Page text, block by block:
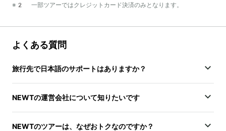
※2 一部ツアーではクレジットカード決済のみとなります。
よくある質問
旅行先で日本語のサポートはありますか？
NEWTの運営会社について知りたいです
NEWTのツアーは、なぜおトクなのですか？